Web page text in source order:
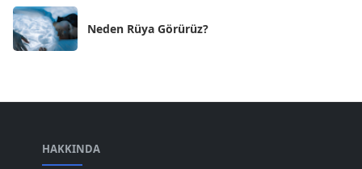
Nis 2024 [59]
Ara 2023 [101]
Neden Rüya Görürüz?
HAKKINDA